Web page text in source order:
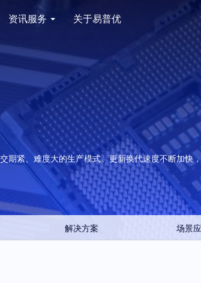
资讯服务 关于易普优
期紧、难度大的生产模式。更新换代速度不断加
解决方案 场景